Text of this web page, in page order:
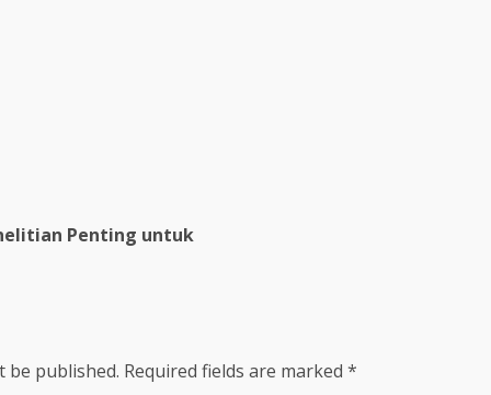
Penting untuk
be published. Required fields are marked *